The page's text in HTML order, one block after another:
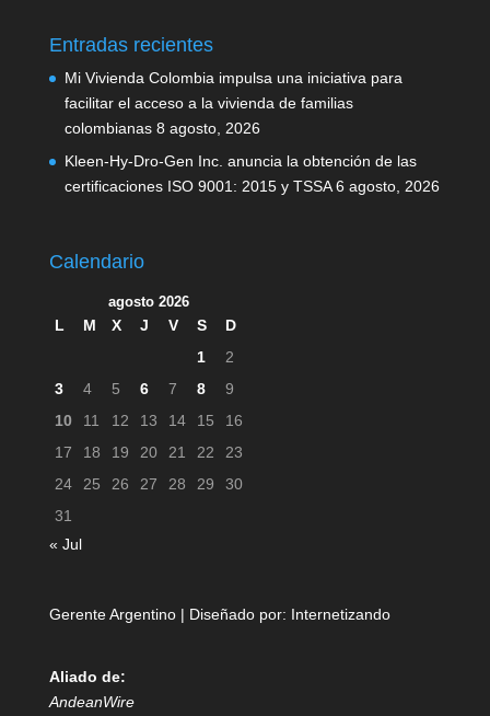
Entradas recientes
Mi Vivienda Colombia impulsa una iniciativa para
facilitar el acceso a la vivienda de familias
colombianas 8 agosto, 2026
Kleen-Hy-Dro-Gen Inc. anuncia la obtención de las
certificaciones ISO 9001: 2015 y TSSA 6 agosto, 2026
Calendario
agosto 2026
L M X J V S
D
1
2
3
4 5 6 7 8
9
10
11 12 13 14 15
16
17
18 19 20 21 22
23
24
25 26 27 28 29
30
31
« Jul
Gerente Argentino | Diseñado por: Internetizando
Aliado de:
AndeanWire